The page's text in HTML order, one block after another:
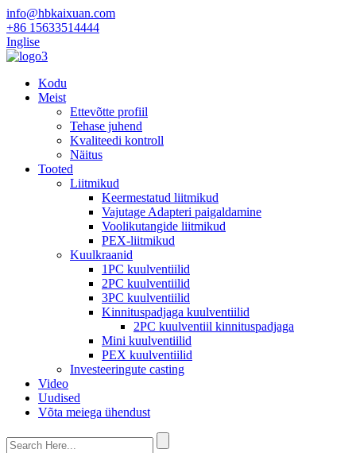
info@hbkaixuan.com
+86 15633514444
Inglise
Kodu
Meist
Ettevõtte profiil
Tehase juhend
Kvaliteedi kontroll
Näitus
Tooted
Liitmikud
Keermestatud liitmikud
Vajutage Adapteri paigaldamine
Voolikutangide liitmikud
PEX-liitmikud
Kuulkraanid
1PC kuulventiilid
2PC kuulventiilid
3PC kuulventiilid
Kinnituspadjaga kuulventiilid
2PC kuulventiil kinnituspadjaga
Mini kuulventiilid
PEX kuulventiilid
Investeeringute casting
Video
Uudised
Võta meiega ühendust